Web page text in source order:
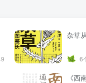
杂草
6
《西